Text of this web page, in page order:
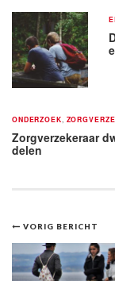
ONDERZOEK
Zorgverzekeraar
delen
Bericht
VORIG BERICHT